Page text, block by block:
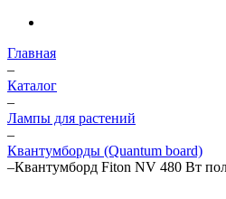
Главная
–
Каталог
–
Лампы для растений
–
Квантумборды (Quantum board)
–Квантумборд Fiton NV 480 Вт